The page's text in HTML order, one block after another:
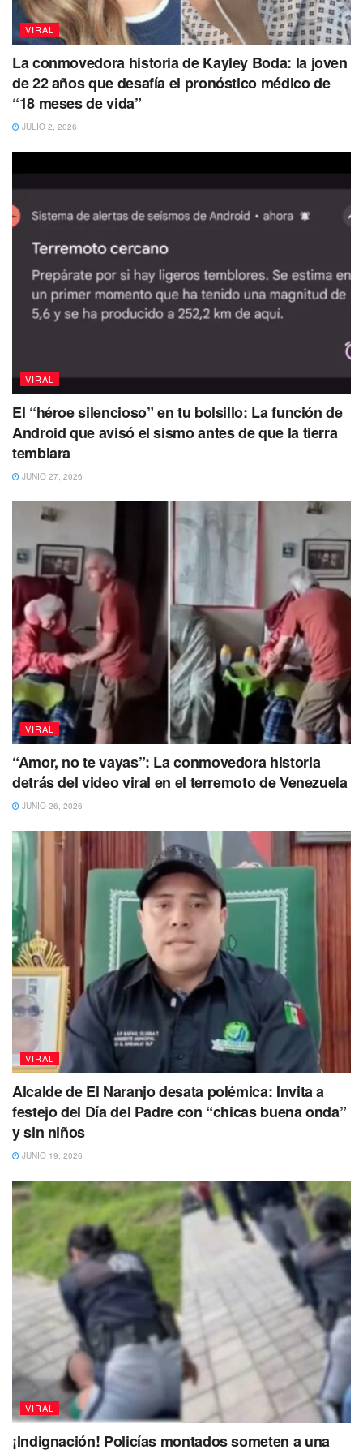
VIRAL
La conmovedora historia de Kayley Boda: la joven
de 22 años que desafía el pronóstico médico de
“18 meses de vida”
JULIO 2, 2026
VIRAL
El “héroe silencioso” en tu bolsillo: La función de
Android que avisó el sismo antes de que la tierra
temblara
JUNIO 27, 2026
VIRAL
“Amor, no te vayas”: La conmovedora historia
detrás del video viral en el terremoto de Venezuela
JUNIO 26, 2026
VIRAL
Alcalde de El Naranjo desata polémica: Invita a
festejo del Día del Padre con “chicas buena onda”
y sin niños
JUNIO 19, 2026
VIRAL
¡Indignación! Policías montados someten a una